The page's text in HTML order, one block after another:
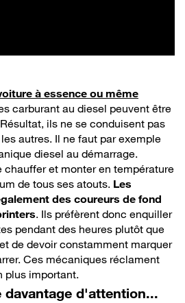
à essence ou même
carburant au diesel peuvent être
ils ne se conduisent pas
autres. Il ne faut par exemple
diesel au démarrage.
chauffer et monter en température
de tous ses atouts. Les
des coureurs de fond
. Ils préfèrent donc enquiller
pendant des heures plutôt que
de devoir constamment marquer
Ces mécaniques réclament
plus important.
davantage d'attention...